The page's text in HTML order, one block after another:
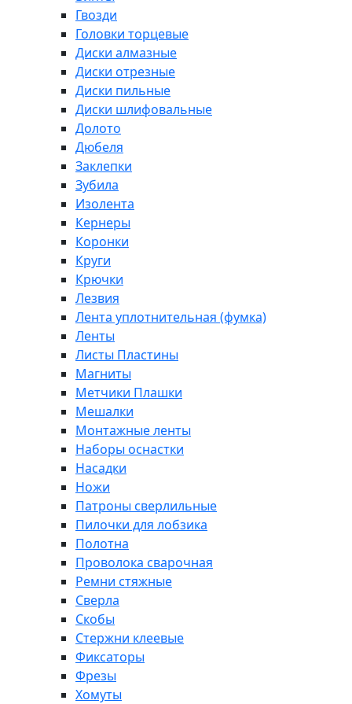
Гвозди
Головки торцевые
Диски алмазные
Диски отрезные
Диски пильные
Диски шлифовальные
Долото
Дюбеля
Заклепки
Зубила
Изолента
Кернеры
Коронки
Круги
Крючки
Лезвия
Лента уплотнительная (фумка)
Ленты
Листы Пластины
Магниты
Метчики Плашки
Мешалки
Монтажные ленты
Наборы оснастки
Насадки
Ножи
Патроны сверлильные
Пилочки для лобзика
Полотна
Проволока сварочная
Ремни стяжные
Сверла
Скобы
Стержни клеевые
Фиксаторы
Фрезы
Хомуты